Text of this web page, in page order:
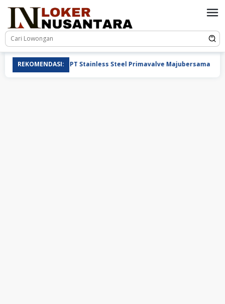
REKOMENDASI:PT Stainless Steel Primavalve Majubersama